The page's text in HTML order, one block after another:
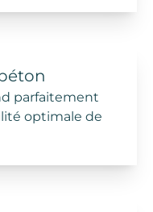
parfaitement
optimale de